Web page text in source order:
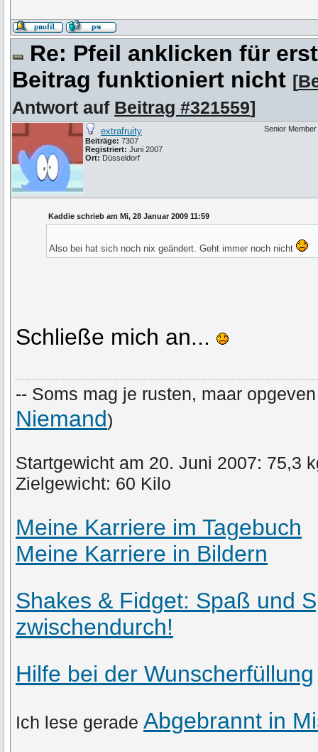
Re: Pfeil anklicken für
Beitrag funktioniert nicht [
Antwort auf Beitrag #321559]
extrafruity
Beiträge: 7307
Registriert: Juni 2007
Ort: Düsseldorf
Senior Member
Kaddie schrieb am Mi, 28 Januar 2009 11:59
Also bei hat sich noch nix geändert. Geht immer noch nicht
Schließe mich an...
-- Soms mag je rusten, maar
Niemand)
Startgewicht am 20. Juni 2007: 75,3
Zielgewicht: 60 Kilo
Meine Karriere im Tagebuch
Meine Karriere in Bildern
Shakes & Fidget: Spaß und
zwischendurch!
Hilfe bei der Wunscherfüllung
Ich lese geradeAbgebrannt in